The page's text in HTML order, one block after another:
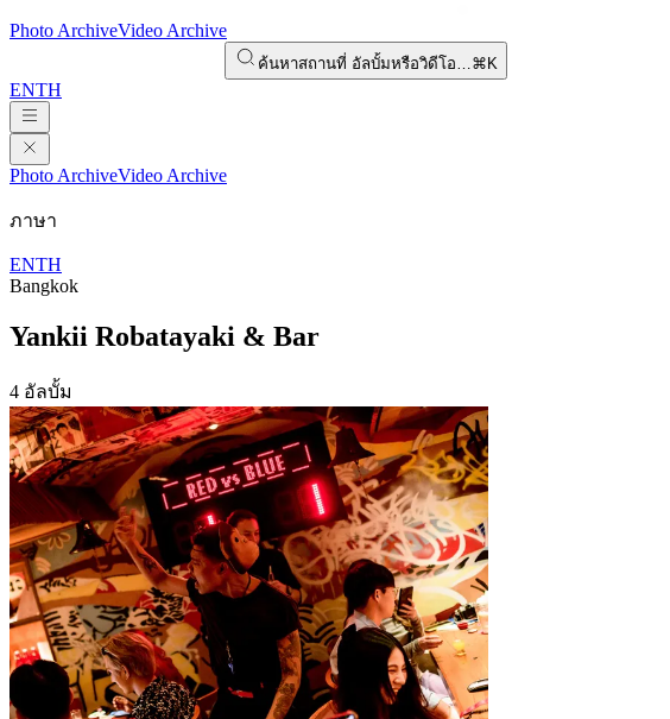
Photo ArchiveVideo Archive
ค้นหาสถานที่ อัลบั้มหรือวิดีโอ…⌘K
ENTH
Photo ArchiveVideo Archive
ภาษา
ENTH
Bangkok
Yankii Robatayaki & Bar
4 อัลบั้ม